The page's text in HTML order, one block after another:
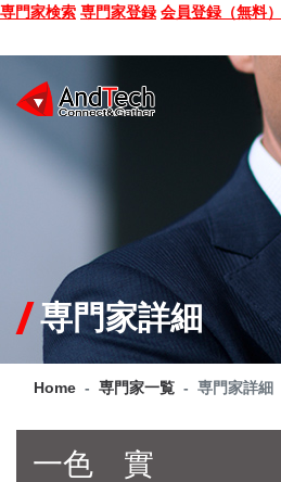
専門家検索 専門家登録 会員登録（無料）
CONSULTING
SERVICE
COMPANY
Q&A
専門家詳細
Home 専門家一覧 専門家詳細
一色 實